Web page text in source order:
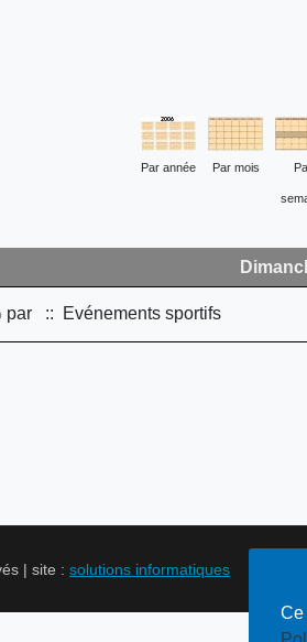
Ce
Par année Par mois
par :: Evénements sportifs
| site : solutions informatiques